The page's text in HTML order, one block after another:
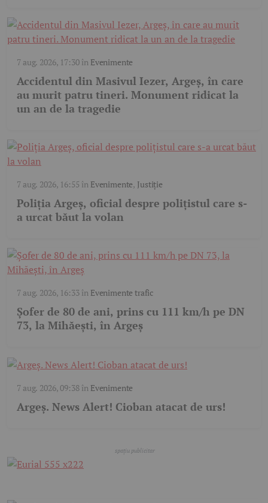
7 aug. 2026, 17:30în Evenimente
Accidentul din Masivul Iezer, Argeș, în care
au murit patru tineri. Monument ridicat la
un an de la tragedie
7 aug. 2026, 16:55 în Evenimente, Justiție
Poliția Argeș, oficial despre polițistul care s-
a urcat băut la volan
7 aug. 2026, 16:33în Evenimente trafic
Șofer de 80 de ani, prins cu 111 km/h pe DN
73, la Mihăești, în Argeș
7 aug. 2026, 09:38în Evenimente
Argeş. News Alert! Cioban atacat de urs!